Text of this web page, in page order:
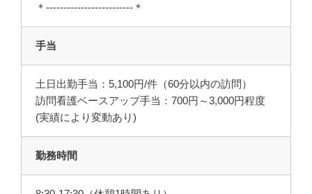
＊-------------------------＊
手当
土日出勤手当：5,100円/件（60分以内の訪問）
訪問看護ベースアップ手当：700円～3,000円程度
(実績により変動あり)
勤務時間